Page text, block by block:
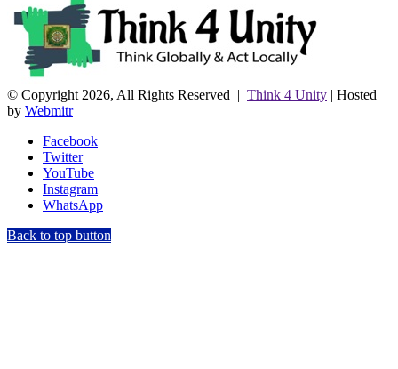
© Copyright 2026, All Rights Reserved | Think 4 Unity | Hosted
by Webmitr
Facebook
Twitter
YouTube
Instagram
WhatsApp
Back to top button